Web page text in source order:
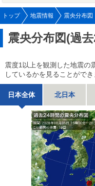
トップ 地震情報 震央分布図
震央分布図(過
震度1以上を観測した地震の
しているかを見ることができ
日本全体 北日本